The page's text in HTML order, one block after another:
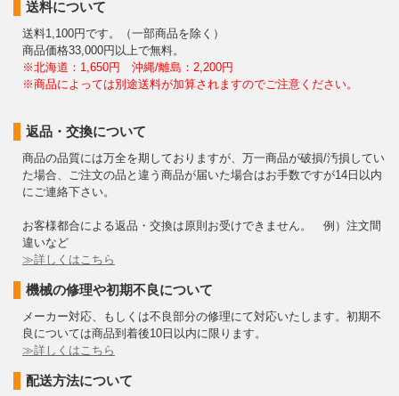
送料について
送料1,100円です。（一部商品を除く）
商品価格33,000円以上で無料。
※北海道：1,650円 沖縄/離島：2,200円
※商品によっては別途送料が加算されますのでご注意ください。
返品・交換について
商品の品質には万全を期しておりますが、万一商品が破損/汚損してい
た場合、ご注文の品と違う商品が届いた場合はお手数ですが14日以内
にご連絡下さい。
お客様都合による返品・交換は原則お受けできません。 例）注文間
違いなど
≫詳しくはこちら
機械の修理や初期不良について
メーカー対応、もしくは不良部分の修理にて対応いたします。初期不
良については商品到着後10日以内に限ります。
≫詳しくはこちら
配送方法について